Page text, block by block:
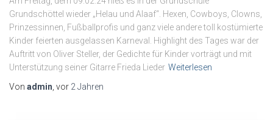
Grundschöttel wieder „Helau und Alaaf“. Hexen, Cowboys, Clowns,
Prinzessinnen, Fußballprofis und ganz viele andere toll kostümierte
Kinder feierten ausgelassen Karneval. Highlight des Tages war der
Auftritt von Oliver Steller, der Gedichte für Kinder vorträgt und mit
Unterstützung seiner Gitarre Frieda Lieder Weiterlesen
Von admin , vor 2 Jahren